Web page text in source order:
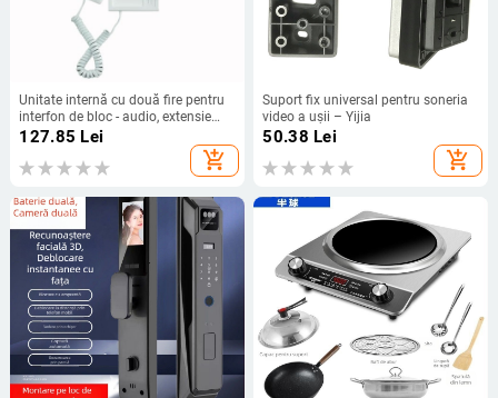
Unitate internă cu două fire pentru
interfon de bloc - audio, extensie
universală, compatibilă cu soneria
127.85 Lei
add_shopping_cart
Suport fix universal pentru soneria
video a ușii – Yijia
50.38 Lei
add_shopping_cart